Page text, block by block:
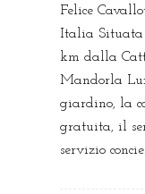
Felice
Italia Situata
km dalla
Mandorla
giardino, la
gratuita, il
servizio